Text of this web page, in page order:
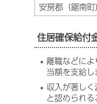
安房郡（鋸南町）
住居確保給付
離職などに
当額を支給し
収入が著し
と認められ